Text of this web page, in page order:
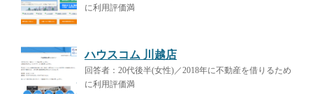
に利用評価満
ハウスコム 川越店
回答者：20代後半(女性)／2018年に不動産を借りるため
に利用評価満